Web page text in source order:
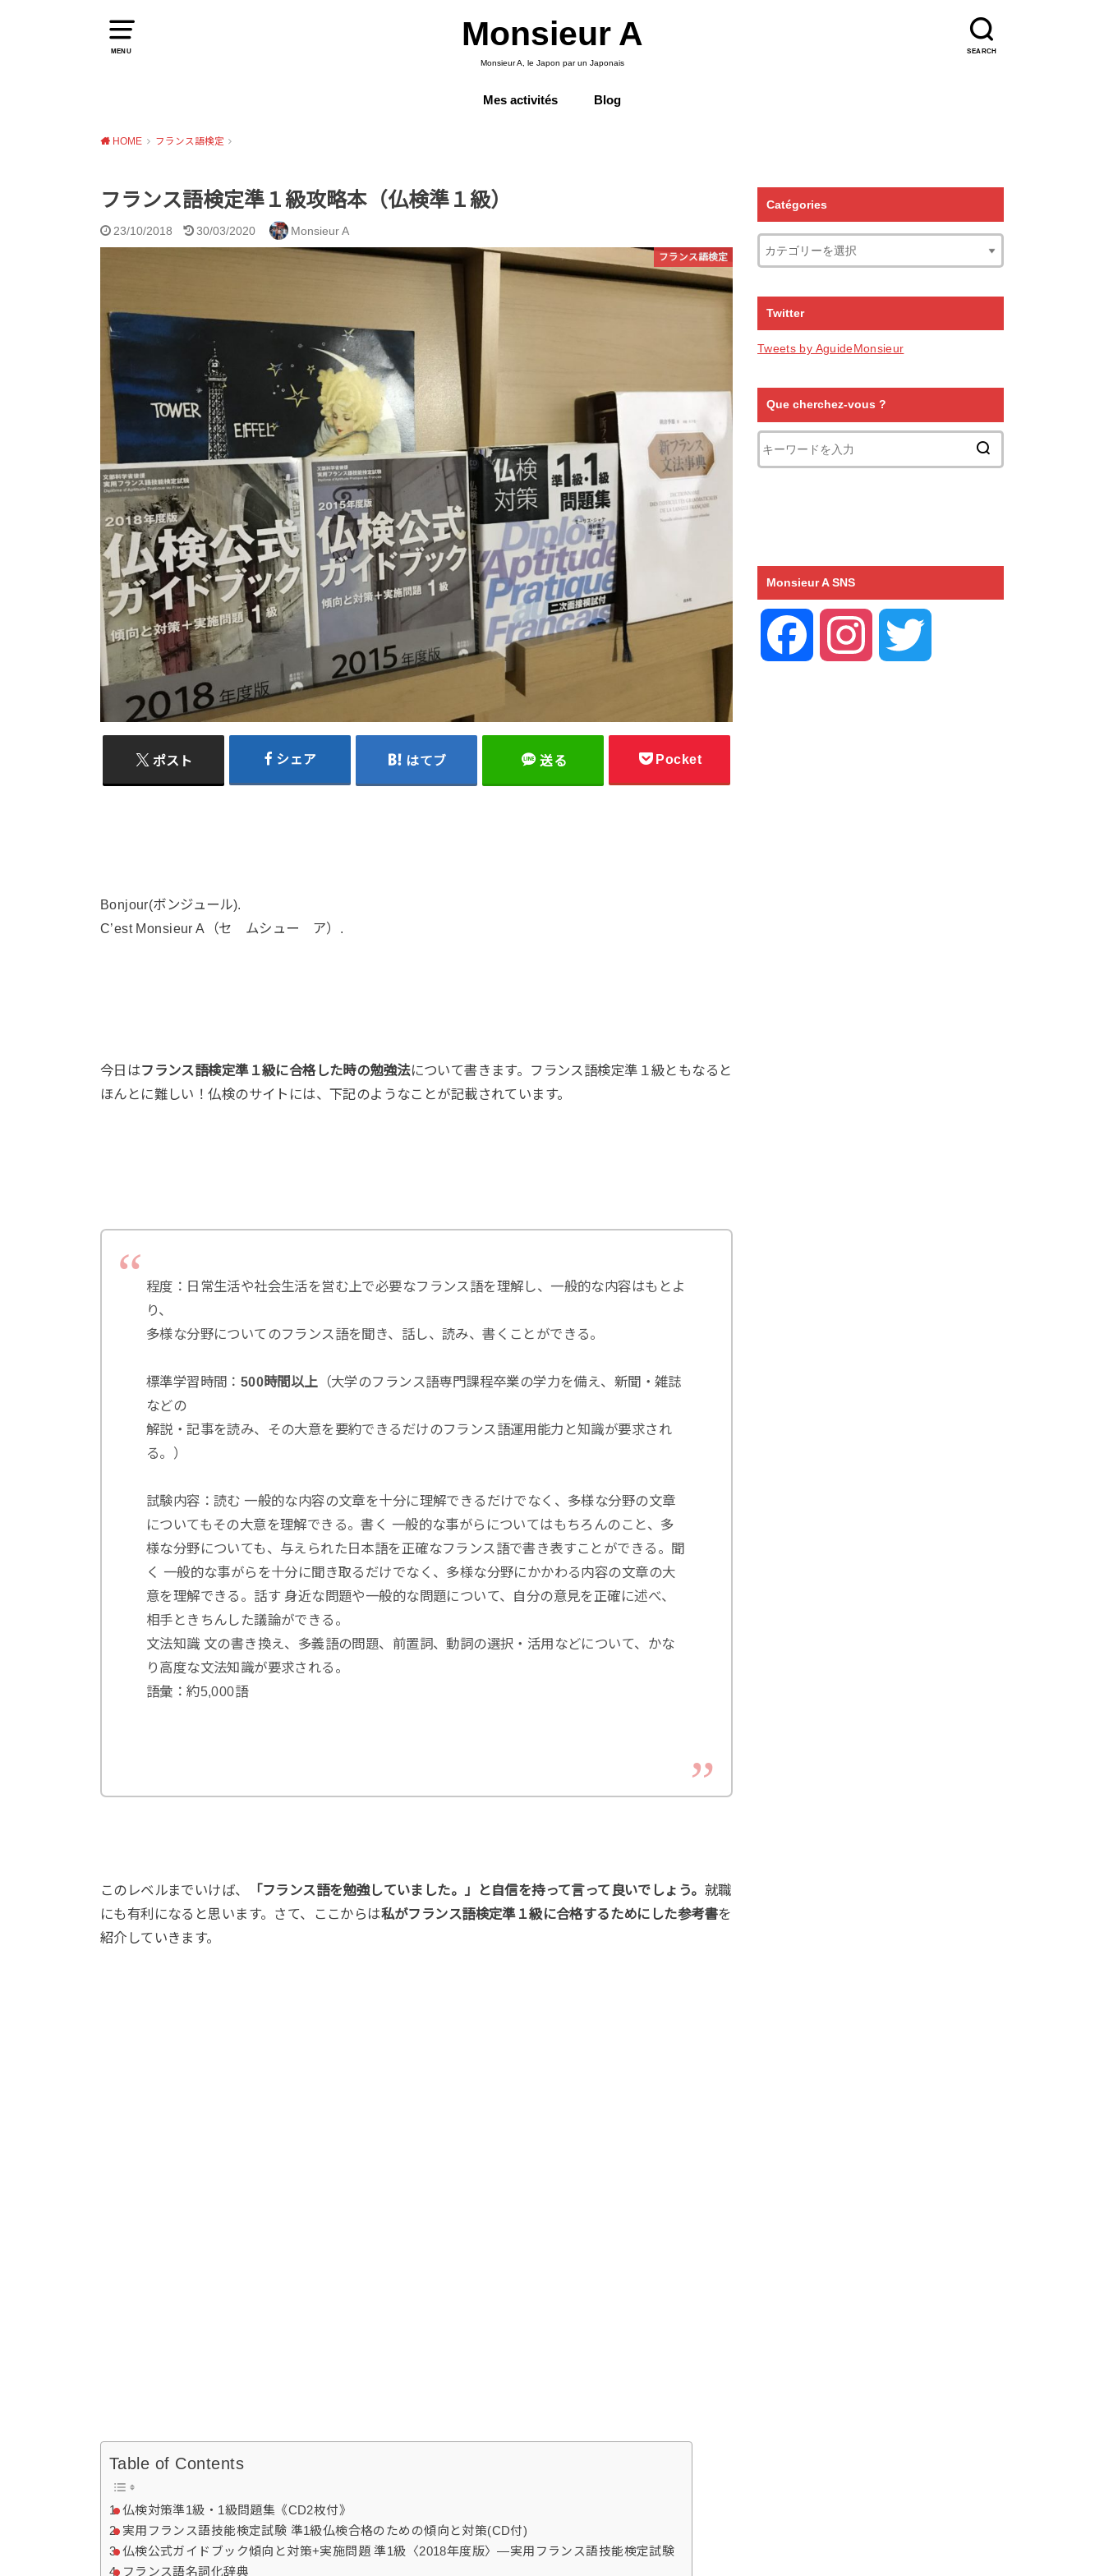
MENU SEARCH
Monsieur A
Monsieur A, le Japon par un Japonais
Mes activités Blog
HOME フランス語検定
フランス語検定準１級攻略本（仏検準１級）
23/10/2018 30/03/2020 Monsieur A
フランス語検定
ポスト シェア はてブ 送る Pocket
Bonjour(ボンジュール).
C’est Monsieur A（セ ムシュー ア）.
今日はフランス語検定準１級に合格した時の勉強法について書きます。フランス語検定準１級ともなると
ほんとに難しい！仏検のサイトには、下記のようなことが記載されています。
程度：日常生活や社会生活を営む上で必要なフランス語を理解し、一般的な内容はもとよ
り、
多様な分野についてのフランス語を聞き、話し、読み、書くことができる。
標準学習時間： 500時間以上（大学のフランス語専門課程卒業の学力を備え、新聞・雑誌
などの
解説・記事を読み、その大意を要約できるだけのフランス語運用能力と知識が要求され
る。）
試験内容：読む 一般的な内容の文章を十分に理解できるだけでなく、多様な分野の文章
についてもその大意を理解できる。書く 一般的な事がらについてはもちろんのこと、多
様な分野についても、与えられた日本語を正確なフランス語で書き表すことができる。聞
く 一般的な事がらを十分に聞き取るだけでなく、多様な分野にかかわる内容の文章の大
意を理解できる。話す 身近な問題や一般的な問題について、自分の意見を正確に述べ、
相手ときちんした議論ができる。
文法知識 文の書き換え、多義語の問題、前置詞、動詞の選択・活用などについて、かな
り高度な文法知識が要求される。
語彙：約5,000語
このレベルまでいけば、 「フランス語を勉強していました。」と自信を持って言って良いでしょう。 就職
にも有利になると思います。さて、ここからは私がフランス語検定準１級に合格するためにした参考書を
紹介していきます。
Table of Contents
仏検対策準1級・1級問題集《CD2枚付》
実用フランス語技能検定試験 準1級仏検合格のための傾向と対策(CD付)
仏検公式ガイドブック傾向と対策+実施問題 準1級〈2018年度版〉―実用フランス語技能検定試験
フランス語名詞化辞典
Catégories
Twitter
Tweets by AguideMonsieur
Que cherchez-vous ?
Monsieur A SNS